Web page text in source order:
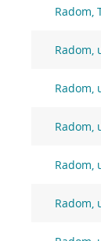
Radom,
Radom,
Radom,
Radom,
Radom,
Radom,